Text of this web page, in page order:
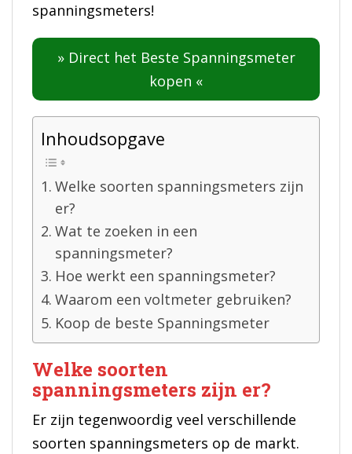
spanningsmeters!
» Direct het Beste Spanningsmeter
kopen «
Inhoudsopgave
Welke soorten spanningsmeters zijn
er?
Wat te zoeken in een
spanningsmeter?
Hoe werkt een spanningsmeter?
Waarom een voltmeter gebruiken?
Koop de beste Spanningsmeter
Welke soorten
spanningsmeters zijn er?
Er zijn tegenwoordig veel verschillende
soorten spanningsmeters op de markt.